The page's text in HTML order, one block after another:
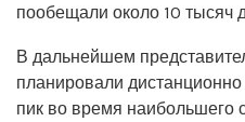
пообещали около 10
В дальнейшем
планировали дистанционно
пик во время наибольшего